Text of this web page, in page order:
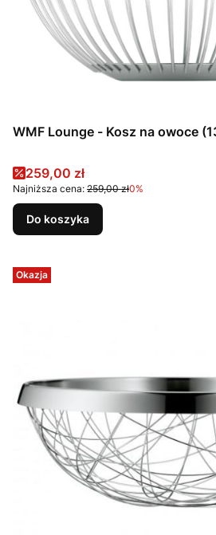
WMF Lounge - Kosz na owoce
Cena promocyjna
259,00 zł
Najniższa cena: 259,00 zł0%
Do koszyka
Okazja